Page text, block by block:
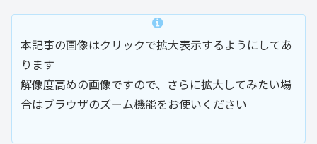
本記事の画像はクリックで拡大表示するようにしてあ
ります
解像度高めの画像ですので、さらに拡大してみたい場
合はブラウザのズーム機能をお使いください